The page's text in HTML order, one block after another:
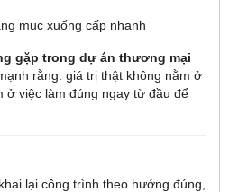
mục xuống cấp nhanh
gặp trong dự án thương mại
rằng: giá trị thật không nằm ở
ở việc làm đúng ngay từ đầu để
lại công trình theo hướng đúng,